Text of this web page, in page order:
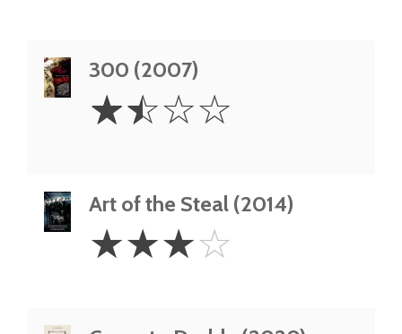
300 (2007)
1.5
Stars
☆☆☆☆
Art of the Steal (2014)
Stars
☆☆☆☆